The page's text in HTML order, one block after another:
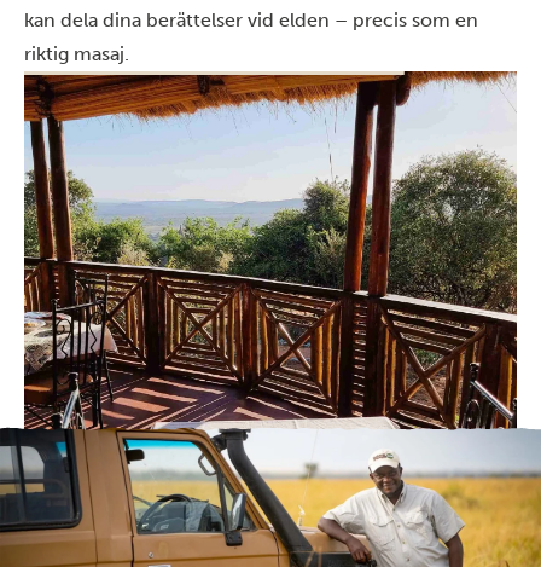
kan dela dina berättelser vid elden – precis som en
riktig masaj.